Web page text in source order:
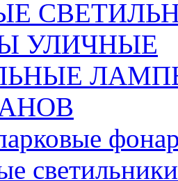
УЛИЧНЫЕ
светильники